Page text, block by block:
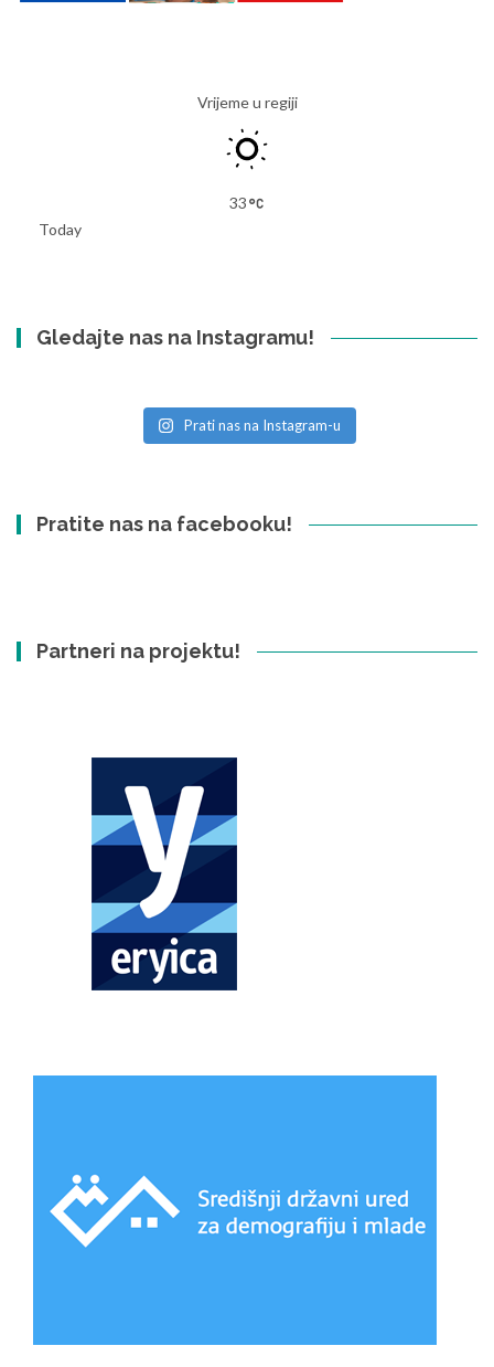
Vrijeme u regiji
33
Today
Gledajte nas na Instagramu!
Prati nas na Instagram-u
Pratite nas na facebooku!
Partneri na projektu!